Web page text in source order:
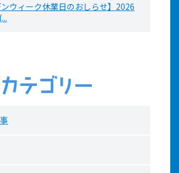
ンウィーク休業日のおしらせ】2026